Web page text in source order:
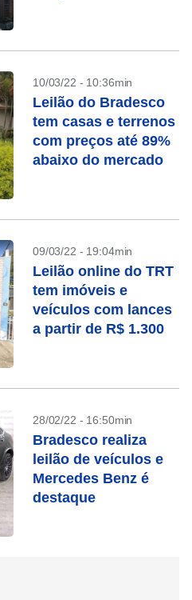
10/03/22 - 10:36min
Leilão do Bradesco
tem casas e terrenos
com preços até 89%
abaixo do mercado
09/03/22 - 19:04min
Leilão online do TRT
tem imóveis e
veículos com lances
a partir de R$ 1.300
28/02/22 - 16:50min
Bradesco realiza
leilão de veículos e
Mercedes Benz é
destaque